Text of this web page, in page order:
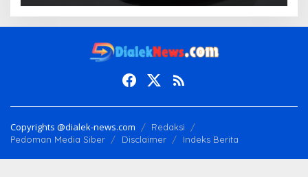
Copyrights @dialek-news.com
Redaksi
Pedoman Media Siber
Disclaimer Indeks Berita